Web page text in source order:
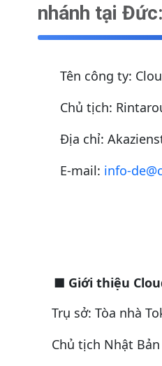
nhánh tại Đức:
Tên công ty:
Chủ tịch:
Địa chỉ:
E-mail: info-
■ Giới thiệu
Trụ sở: Tòa nhà
Chủ tịch Nhật